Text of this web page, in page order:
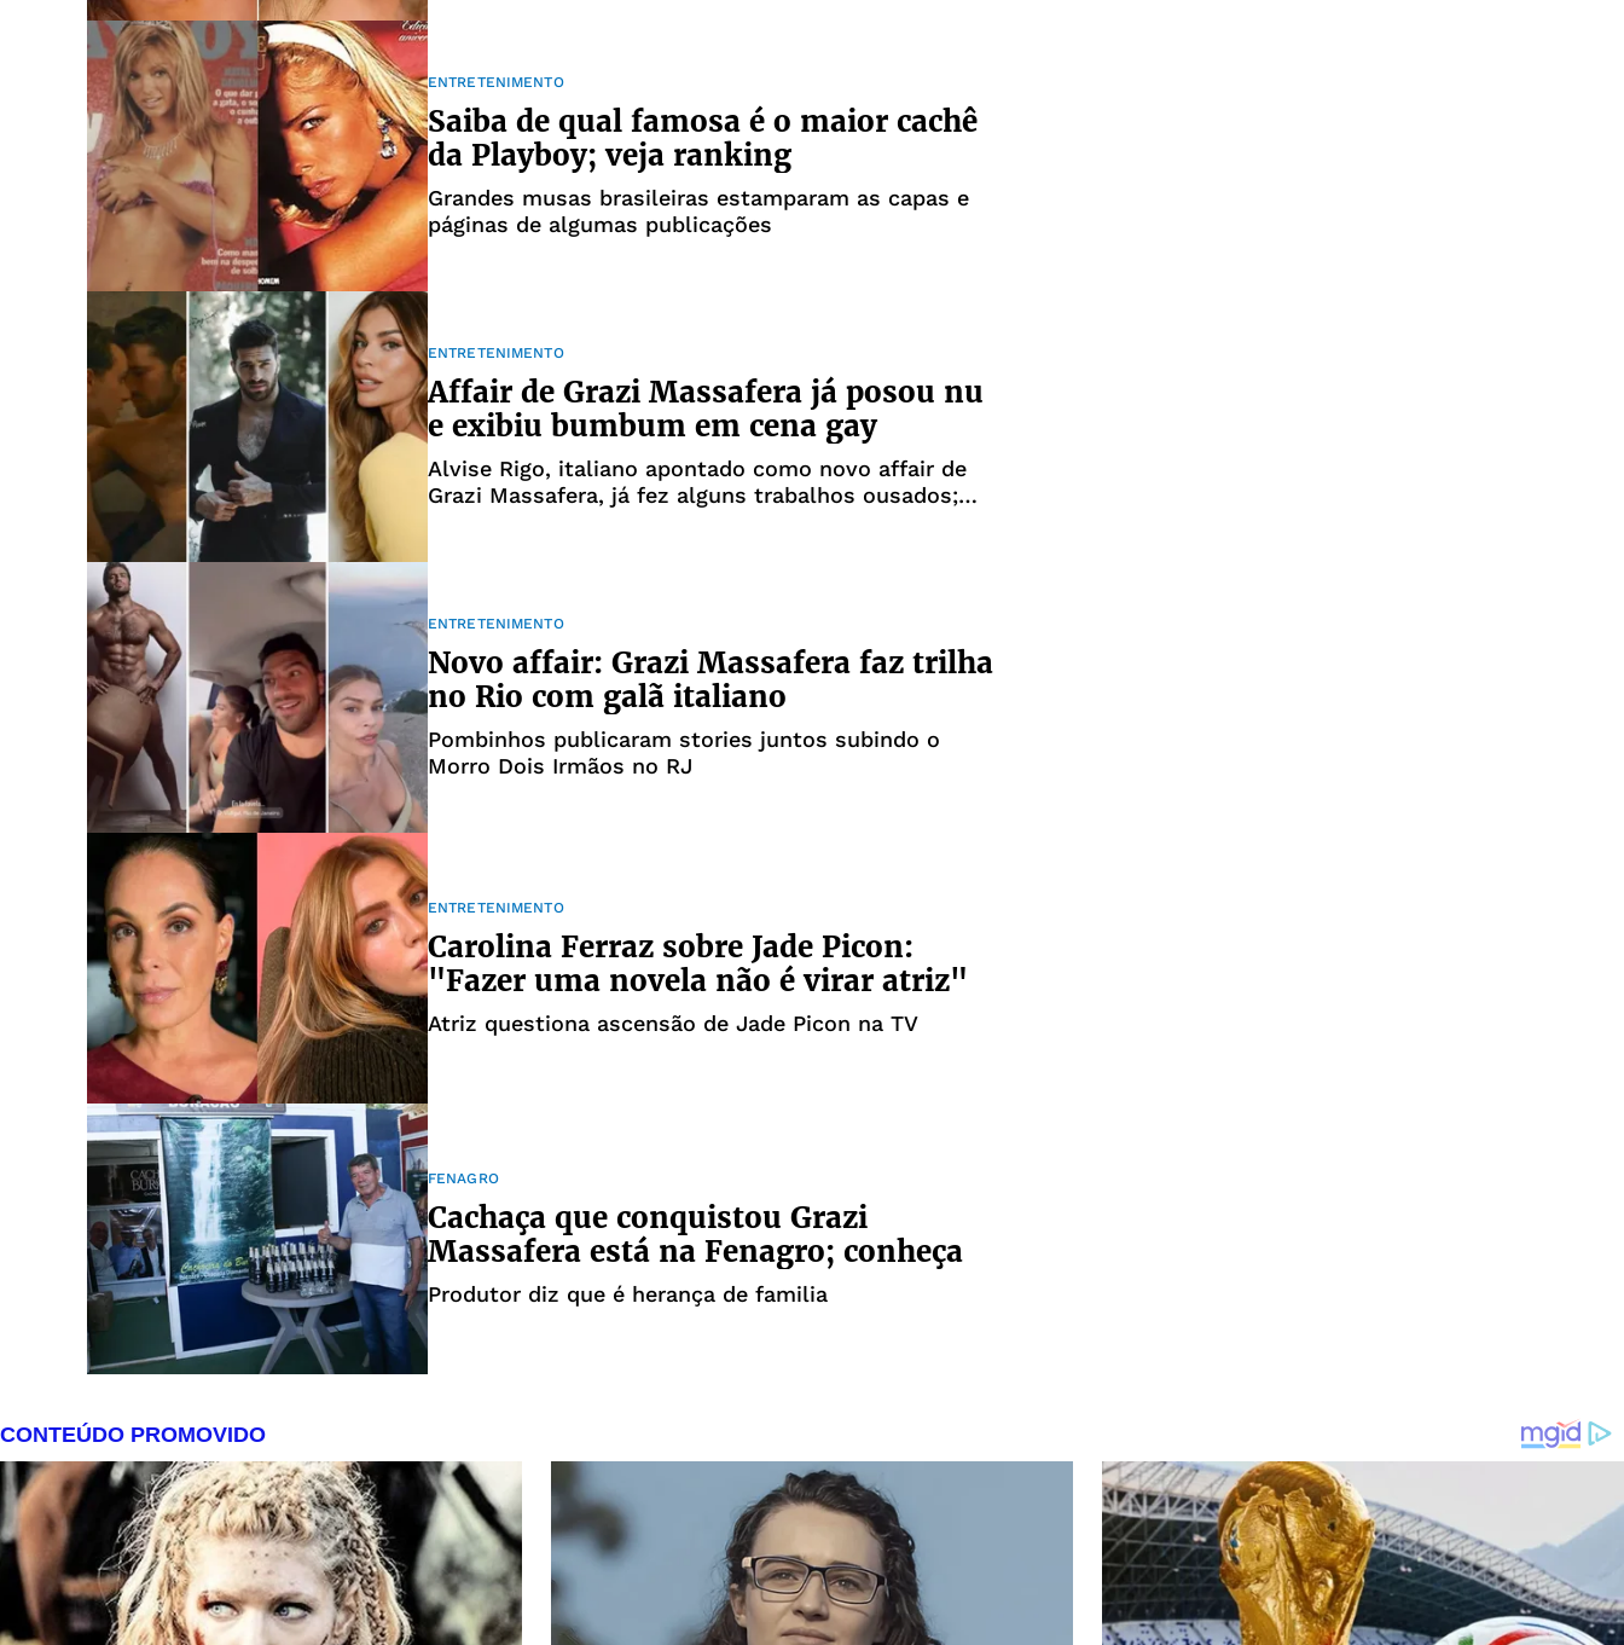
ENTRETENIMENTO
Saiba de qual famosa é o maior cachê
da Playboy; veja ranking
Grandes musas brasileiras estamparam as capas e
páginas de algumas publicações
ENTRETENIMENTO
Affair de Grazi Massafera já posou nu
e exibiu bumbum em cena gay
Alvise Rigo, italiano apontado como novo affair de
Grazi Massafera, já fez alguns trabalhos ousados;
ENTRETENIMENTO
Novo affair: Grazi Massafera faz trilha
no Rio com galã italiano
Pombinhos publicaram stories juntos subindo o
Morro Dois Irmãos no RJ
ENTRETENIMENTO
Carolina Ferraz sobre Jade Picon:
"Fazer uma novela não é virar atriz"
Atriz questiona ascensão de Jade Picon na TV
FENAGRO
Cachaça que conquistou Grazi
Massafera está na Fenagro; conheça
Produtor diz que é herança de familia